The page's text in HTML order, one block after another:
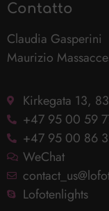
Contatto
Claudia Gasperini
Maurizio
Kirkegata 13,
+47 95 00 59
+47 95 00 86
WeChat
Lofotenlights